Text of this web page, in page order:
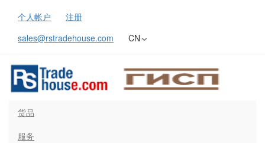
个人帐户
注册
sales@rstradehouse.com
CN
货品
服务